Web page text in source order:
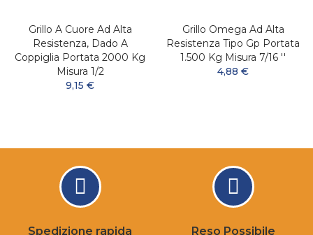
Grillo A Cuore Ad Alta
Resistenza, Dado A
Coppiglia Portata 2000 Kg
Misura 1/2
9,15 €
Grillo Omega Ad Alta
Resistenza Tipo Gp Portata
1.500 Kg Misura 7/16 ''
4,88 €
Spedizione rapida Reso Possibile